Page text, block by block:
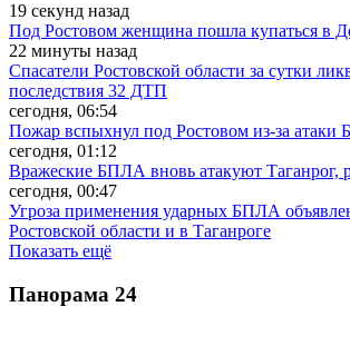
19 секунд назад
Под Ростовом женщина пошла купаться в
22 минуты назад
Спасатели Ростовской области за сутки
последствия 32 ДТП
сегодня, 06:54
Пожар вспыхнул под Ростовом из-за атаки
сегодня, 01:12
Вражеские БПЛА вновь атакуют Таганрог,
сегодня, 00:47
Угроза применения ударных БПЛА
Ростовской области и в Таганроге
Показать ещё
Панорама 24